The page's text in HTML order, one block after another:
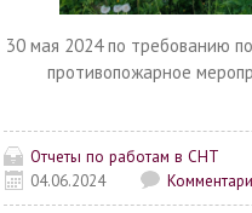
30 мая 2024 по требованию
противопожарное
Отчеты по работам в СНТ
04.06.2024